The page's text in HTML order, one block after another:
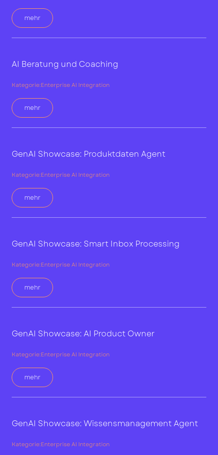
mehr
AI Beratung und Coaching
Kategorie:Enterprise AI Integration
mehr
GenAI Showcase: Produktdaten Agent
Kategorie:Enterprise AI Integration
mehr
GenAI Showcase: Smart Inbox Processing
Kategorie:Enterprise AI Integration
mehr
GenAI Showcase: AI Product Owner
Kategorie:Enterprise AI Integration
mehr
GenAI Showcase: Wissensmanagement Agent
Kategorie:Enterprise AI Integration